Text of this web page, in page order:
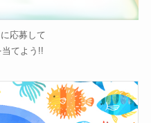
応募して
てよう!!